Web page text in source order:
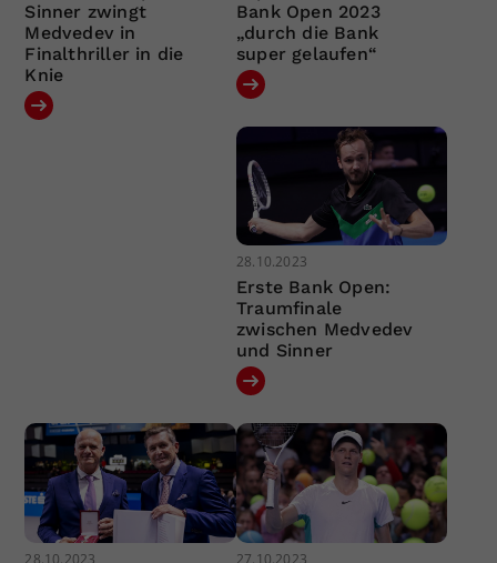
Sinner zwingt
Medvedev in
Finalthriller in die
Knie
Bank Open 2023
„durch die Bank
super gelaufen“
28.10.2023
Erste Bank Open:
Traumfinale
zwischen Medvedev
und Sinner
28.10.2023 27.10.2023